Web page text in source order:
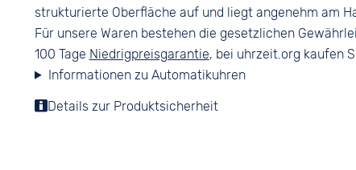
strukturierte Oberfläche auf und liegt angenehm am
Für unsere Waren bestehen die gesetzlichen
100 Tage Niedrigpreisgarantie, bei uhrzeit.org kaufen
Informationen zu Automatikuhren
Details zur Produktsicherheit